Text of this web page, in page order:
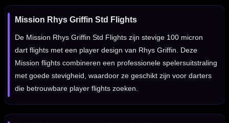
Mission Rhys Griffin Std Flights
De Mission Rhys Griffin Std Flights zijn stevige 100 micron
dart flights met een player design van Rhys Griffin. Deze
Mission flights combineren een professionele spelersuitstraling
met goede stevigheid, waardoor ze geschikt zijn voor darters
die betrouwbare player flights zoeken.